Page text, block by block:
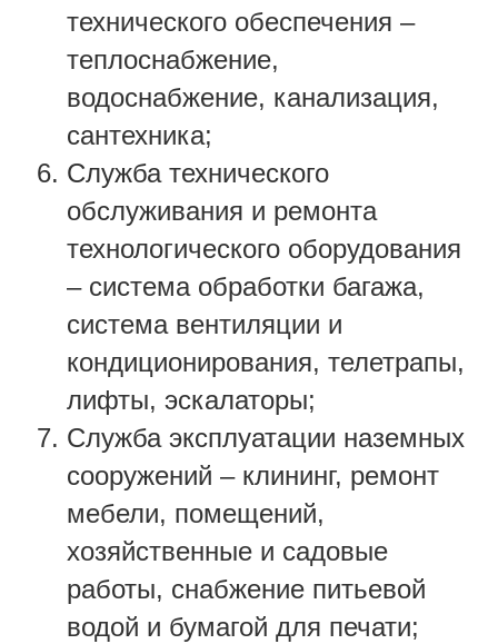
технического обеспечения –
теплоснабжение,
водоснабжение, канализация,
сантехника;
Служба технического
обслуживания и ремонта
технологического оборудования
– система обработки багажа,
система вентиляции и
кондиционирования, телетрапы,
лифты, эскалаторы;
Служба эксплуатации наземных
сооружений – клининг, ремонт
мебели, помещений,
хозяйственные и садовые
работы, снабжение питьевой
водой и бумагой для печати;